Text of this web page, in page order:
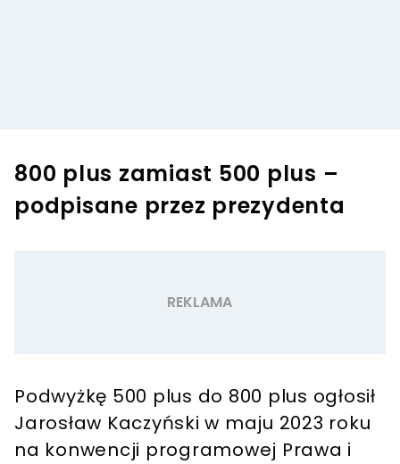
800 plus zamiast 500 plus –
podpisane przez prezydenta
Podwyżkę 500 plus do 800 plus ogłosił
Jarosław Kaczyński w maju 2023 roku
na konwencji programowej Prawa i